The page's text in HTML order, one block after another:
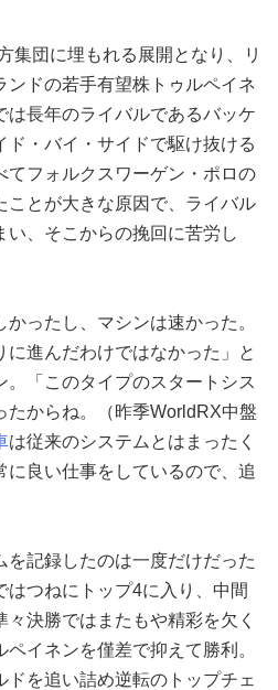
集団に埋もれる展開となり、リ
ンドの若手有望株トゥルペイネ
は長年のライバルであるバッケ
ド・バイ・サイドで駆け抜ける
てフォルクスワーゲン・ポロの
ことが大きな原因で、ライバル
い、そこからの挽回に苦労し
かったし、マシンは速かった。
に進んだわけではなかった」と
「このタイプのスタートシス
たからね。（昨季WorldRX中盤
は従来のシステムとはまったく
良い仕事をしているので、追
記録したのは一度だけだった
はつねにトップ4に入り、中間
決勝ではまたもや精彩を欠く
イネンを僅差で抑えて勝利。
を追い詰め逆転のトップチェ